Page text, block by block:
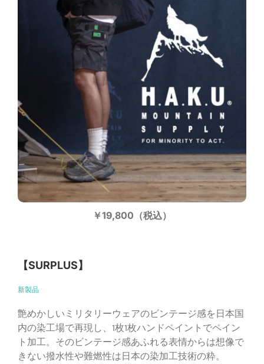
￥19,800（税込）
【SURPLUS】
新製品
艶めかしいミリタリーウェアのビンテージ感を日本国
内の染工場で再現し、1枚1枚ハンドペイントでペイン
ト加工。そのビンテージ感あふれる表情からは想像で
きない撥水性や難燃性は日本の染加工技術の粋。